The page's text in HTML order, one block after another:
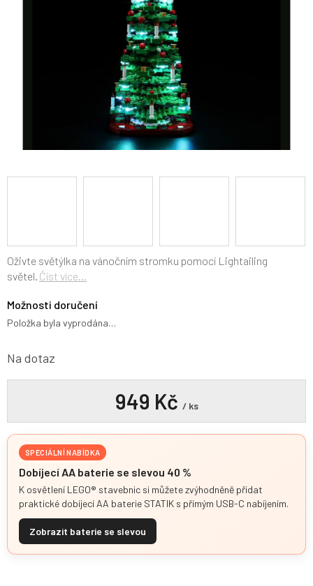
Na dotaz
Možnosti doručení
Položka byla vyprodána…
Oživte světýlka na vánočním stromku pomocí Lightailing
světel. Číst více...
SPECIÁLNÍ NABÍDKA
Dobíjecí AA baterie se slevou 40 %
K osvětlení LEGO® stavebnic si můžete zvýhodněně přidat
praktické dobíjecí AA baterie STATIK s přímým USB-C nabíjením.
Zobrazit baterie se slevou
949 Kč / ks